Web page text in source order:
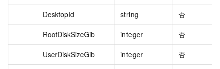
DesktopId string 否
RootDiskSizeGib integer 否
UserDiskSizeGib integer 否